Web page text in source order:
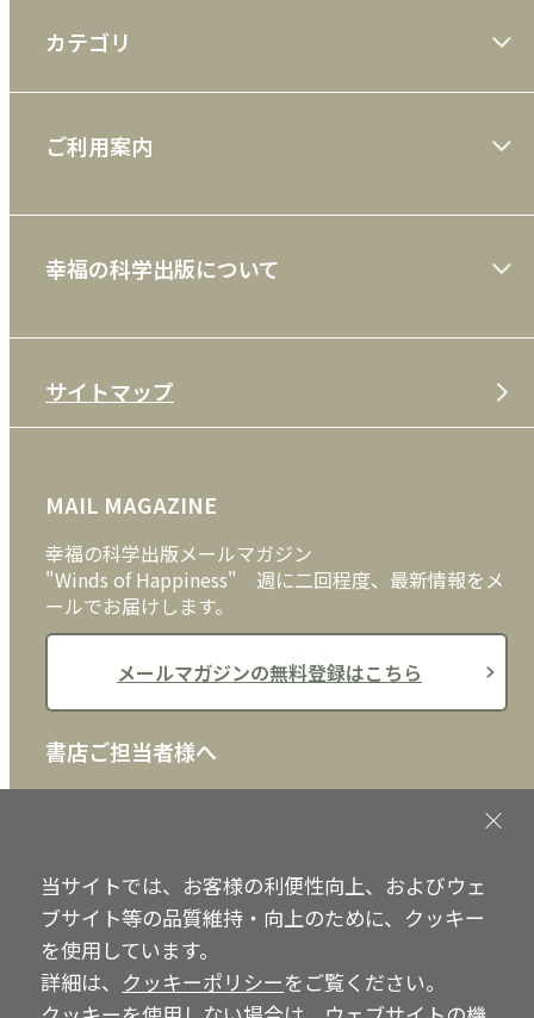
カテゴリ
雑誌
CD
DVD・ブルーレイ
外国語
ご利用案内
利用規約
特定商取引法
プライバシーポリシー
クッキーポリシー
幸福の科学出版について
メディア・ライブラリー
サイトマップ
MAIL MAGAZINE
幸福の科学出版メールマガジン
"Winds of Happiness" 週に二回程度、最新情報をメ
ールでお届けします。
メールマガジンの無料登録はこちら
書店ご担当者様へ
書店ご担当者様へ
当サイトでは、お客様の利便性向上、およびウェ
ブサイト等の品質維持・向上のために、クッキー
を使用しています。
詳細は、 クッキーポリシーをご覧ください。